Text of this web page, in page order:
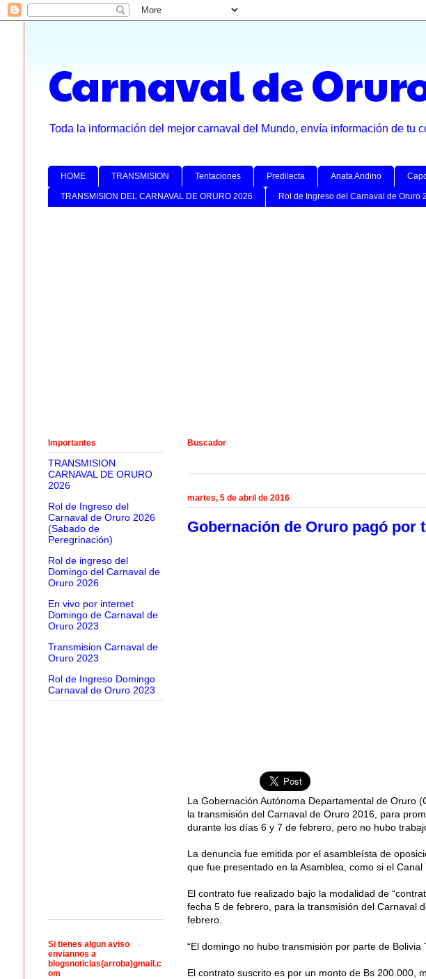
Carnaval de
Toda la información del mejor carnaval del Mundo, envía información de tu
HOME TRANSMISION Tentaciones Predilecta Anata Andino
TRANSMISION DEL CARNAVAL DE ORURO 2026 Rol de Ingreso del Carnaval de Oruro
Buscador
martes, 5 de abril de 2016
Gobernación de Oruro pagó por
La Gobernación Autónoma Departamental de Oruro
la transmisión del Carnaval de Oruro 2016, para
durante los días 6 y 7 de febrero, pero no hubo
La denuncia fue emitida por el asambleísta de
que fue presentado en la Asamblea, como si el
El contrato fue realizado bajo la modalidad de
fecha 5 de febrero, para la transmisión del Carnaval
febrero.
“El domingo no hubo transmisión por parte de Bolivia
El contrato suscrito es por un monto de Bs 200.000,
Importantes
TRANSMISION
CARNAVAL DE ORURO
2026
Rol de Ingreso del
Carnaval de Oruro 2026
(Sabado de
Peregrinación)
Rol de ingreso del
Domingo del Carnaval de
Oruro 2026
En vivo por internet
Domingo de Carnaval de
Oruro 2023
Transmision Carnaval de
Oruro 2023
Rol de Ingreso Domingo
Carnaval de Oruro 2023
Si tienes algun aviso
enviannos a
blogsnoticias(arroba)gmail.c
om